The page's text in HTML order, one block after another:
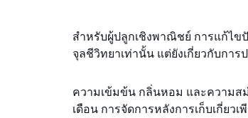
สำหรับผู้ปลูกเชิงพาณิชย์ การแก้ไ
จุลชีวิทยาเท่านั้น แต่ยังเกี่ยวกับกา
ความเข้มข้น กลิ่นหอม และความส
เดือน การจัดการหลังการเก็บเกี่ยว